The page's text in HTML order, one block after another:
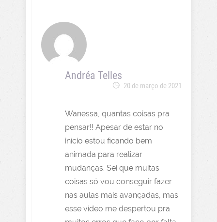
Andréa Telles
20 de março de 2021
Wanessa, quantas coisas pra
pensar!! Apesar de estar no
início estou ficando bem
animada para realizar
mudanças. Sei que muitas
coisas só vou conseguir fazer
nas aulas mais avançadas, mas
esse vídeo me despertou pra